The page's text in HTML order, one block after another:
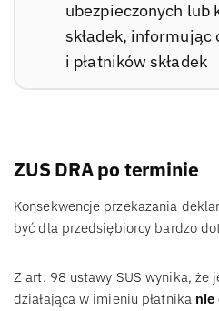
ubezpieczonych lub
składek, informując
i płatników składek
ZUS DRA po terminie
Konsekwencje przekazania
być dla przedsiębiorcy bardzo
Z art. 98 ustawy SUS wynika, że
działająca w imieniu płatnika nie